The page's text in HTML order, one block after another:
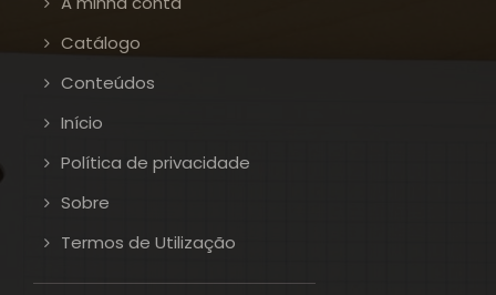
Catálogo
Conteúdos
Início
Política de privacidade
Sobre
Termos de Utilização